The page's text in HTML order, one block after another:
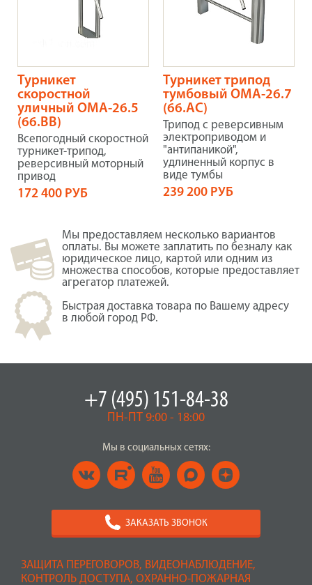
Турникет
скоростной
уличный OMA-26.5
(66.BB)
Всепогодный скоростной
турникет-трипод,
реверсивный моторный
привод
172 400 РУБ
Турникет трипод
тумбовый OMA-26.7
(66.AC)
Трипод с реверсивным
электроприводом и
"антипаникой",
удлиненный корпус в
виде тумбы
239 200 РУБ
Мы предоставляем несколько вариантов
оплаты. Вы можете заплатить по безналу как
юридическое лицо, картой или одним из
множества способов, которые предоставляет
агрегатор платежей.
Быстрая доставка товара по Вашему адресу
в любой город РФ.
ЗАЩИТА ПЕРЕГОВОРОВ, ВИДЕОНАБЛЮДЕНИЕ,
КОНТРОЛЬ ДОСТУПА, ОХРАННО-ПОЖАРНАЯ
+7 (495) 151-84-38
ПН-ПТ 9:00 - 18:00
Мы в социальных сетях:
ЗАКАЗАТЬ ЗВОНОК